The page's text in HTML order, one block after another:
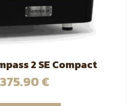
2 SE Compact
€